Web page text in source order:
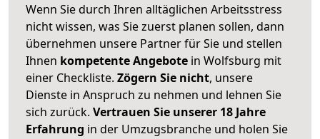
Wenn Sie durch Ihren alltäglichen Arbeitsstress
nicht wissen, was Sie zuerst planen sollen, dann
übernehmen unsere Partner für Sie und stellen
Ihnen kompetente Angebote in Wolfsburg mit
einer Checkliste. Zögern Sie nicht, unsere
Dienste in Anspruch zu nehmen und lehnen Sie
sich zurück. Vertrauen Sie unserer 18 Jahre
Erfahrung in der Umzugsbranche und holen Sie